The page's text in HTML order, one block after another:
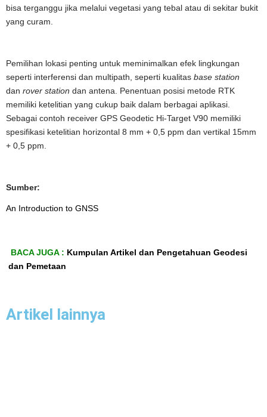
bisa terganggu jika melalui vegetasi yang tebal atau di sekitar bukit
yang curam.
Pemilihan lokasi penting untuk meminimalkan efek lingkungan
seperti interferensi dan multipath, seperti kualitas base station
dan rover station dan antena. Penentuan posisi metode RTK
memiliki ketelitian yang cukup baik dalam berbagai aplikasi.
Sebagai contoh receiver GPS Geodetic Hi-Target V90 memiliki
spesifikasi ketelitian horizontal 8 mm + 0,5 ppm dan vertikal 15mm
+ 0,5 ppm.
Sumber:
An Introduction to GNSS
BACA JUGA : Kumpulan Artikel dan Pengetahuan Geodesi
dan Pemetaan
Artikel lainnya